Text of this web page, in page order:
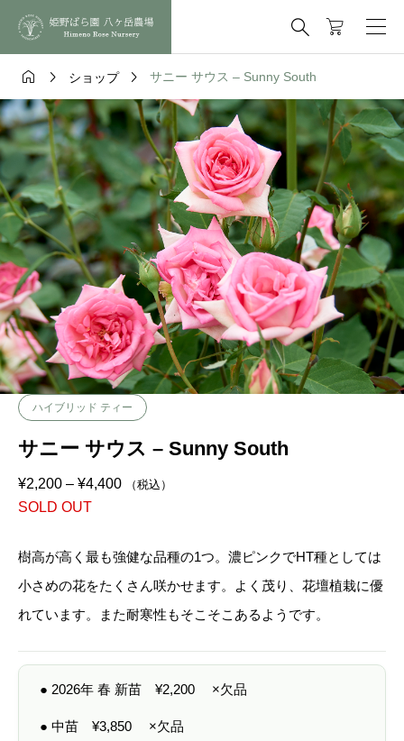

  ショップ  サニー サウス – Sunny South
ハイブリッド ティー
サニー サウス – Sunny South
¥2,200 – ¥4,400価
2
2
0
0
4
,
4
0
（税込）
SOLD OUT
樹高が高く最も強健な品種の1つ。濃ピンクでHT種としては
小さめの花をたくさん咲かせます。よく茂り、花壇植栽に優
れています。また耐寒性もそこそこあるようです。
● 2026年 春 新苗 ¥2,200 ×欠品
● 中苗 ¥3,850 ×欠品